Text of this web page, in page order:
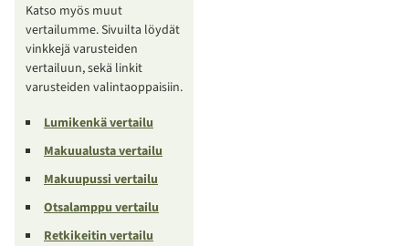
Katso myös muut
vertailumme. Sivuilta löydät
vinkkejä varusteiden
vertailuun, sekä linkit
varusteiden valintaoppaisiin.
Lumikenkä vertailu
Makuualusta vertailu
Makuupussi vertailu
Otsalamppu vertailu
Retkikeitin vertailu